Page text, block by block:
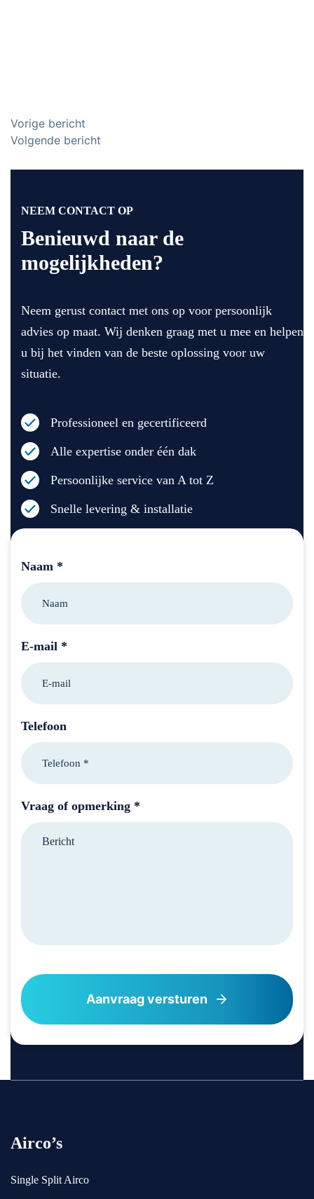
Bericht
navigatie
Vorige bericht
Volgende bericht
Naam *
E-mail *
Telefoon
Vraag of opmerking *
NEEM CONTACT OP
Benieuwd naar de
mogelijkheden?
Neem gerust contact met ons op voor persoonlijk
advies op maat. Wij denken graag met u mee en helpen
u bij het vinden van de beste oplossing voor uw
situatie.
Professioneel en gecertificeerd
Alle expertise onder één dak
Persoonlijke service van A tot Z
Snelle levering & installatie
Airco’s
Single Split Airco